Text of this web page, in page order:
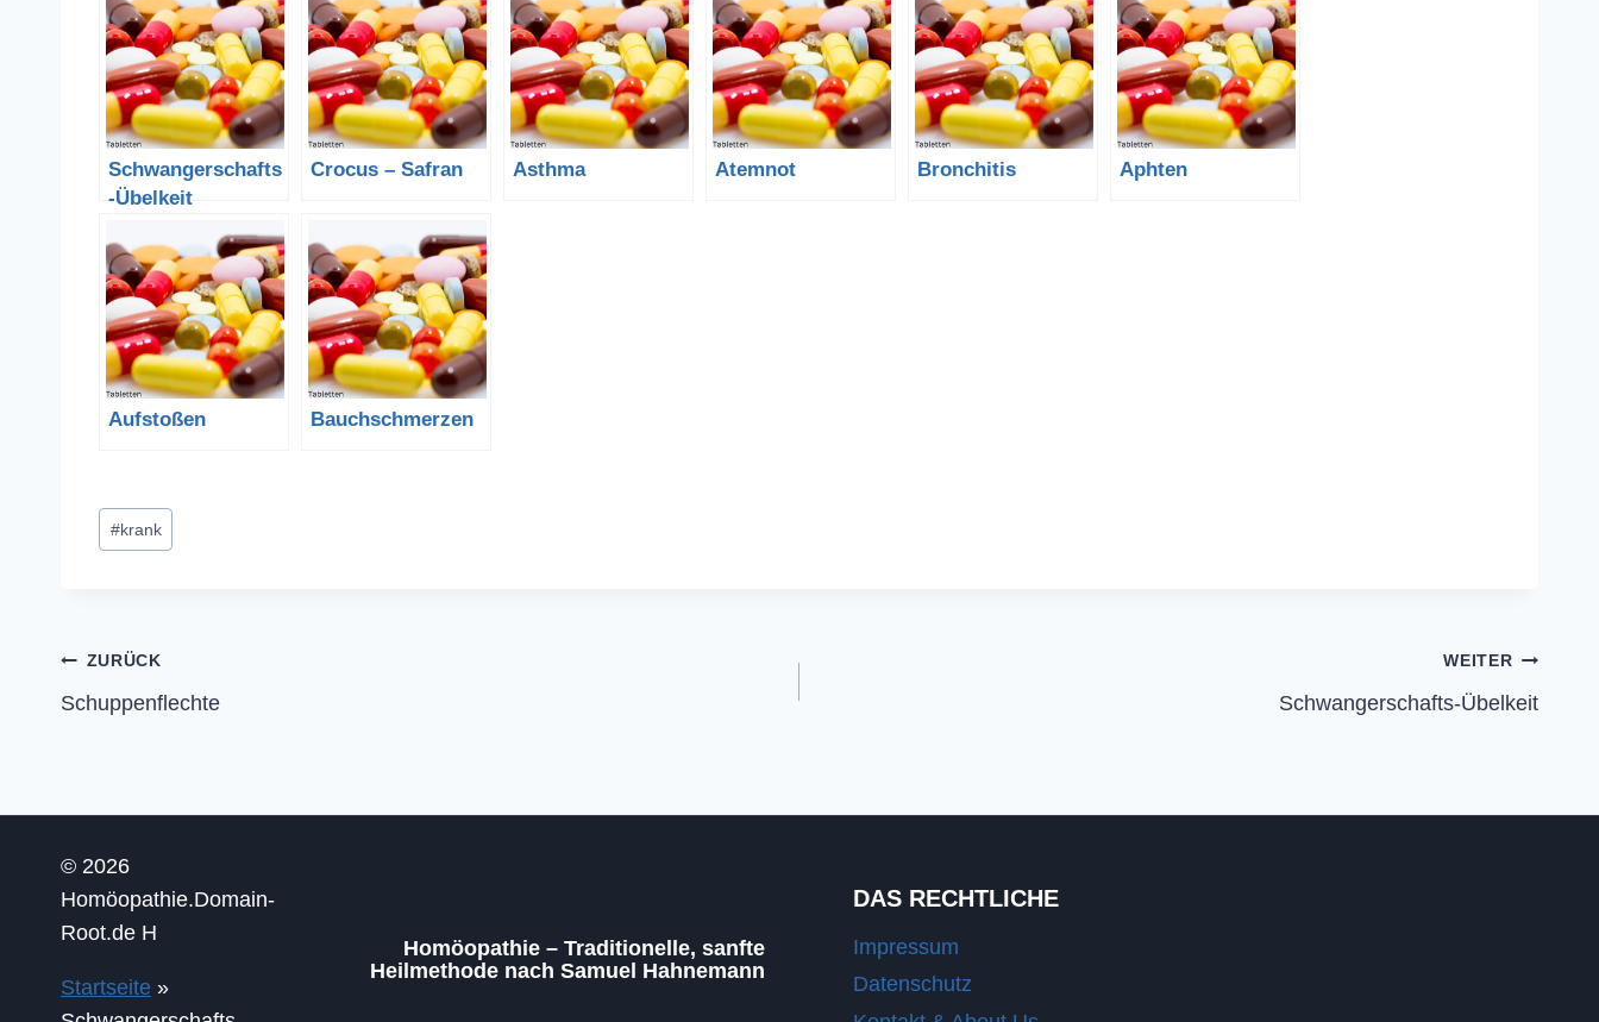
Schwangerschafts
-Übelkeit
Crocus – Safran Asthma Atemnot Bronchitis Aphten
Aufstoßen Bauchschmerzen
Schlagworte:
#krank
Beitragsnavigation
ZURÜCK
Schuppenflechte
WEITER
Schwangerschafts-Übelkeit
© 2026
Homöopathie.Domain-
Root.de H
Startseite »
Homöopathie – Traditionelle, sanfte
Heilmethode nach Samuel Hahnemann
DAS RECHTLICHE
Impressum
Datenschutz